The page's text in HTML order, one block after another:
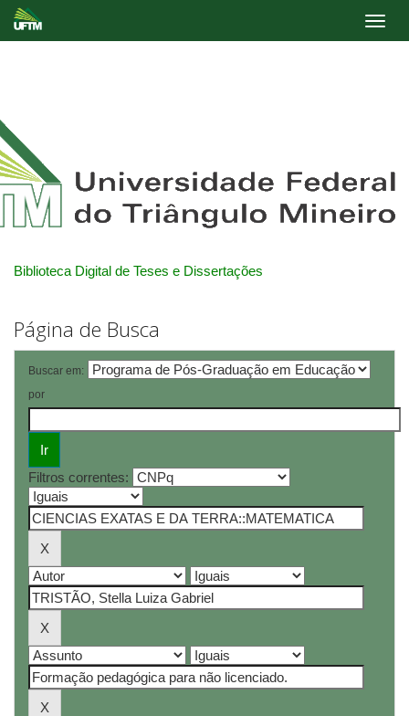
Biblioteca Digital de Teses e Dissertações
Página de Busca
Buscar em:
por
Filtros correntes: